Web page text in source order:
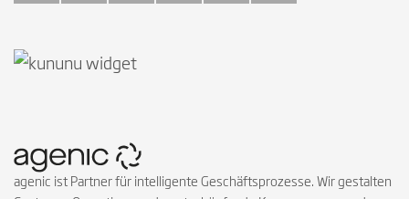
agenic ist Partner für intelligente Geschäftsprozesse. Wir gestalten